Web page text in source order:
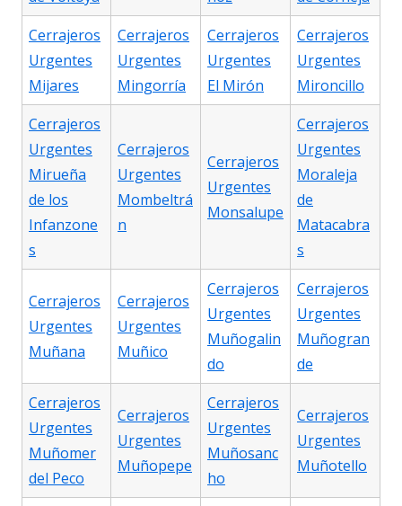
Cerrajeros
Urgentes
Mijares
Cerrajeros
Urgentes
Mingorría
Cerrajeros
Urgentes
El Mirón
Cerrajeros
Urgentes
Mironcillo
Cerrajeros
Urgentes
Mirueña
de los
Infanzone
s
Cerrajeros
Urgentes
Mombeltrá
n
Cerrajeros
Urgentes
Monsalupe
Cerrajeros
Urgentes
Moraleja
de
Matacabra
s
Cerrajeros
Urgentes
Muñana
Cerrajeros
Urgentes
Muñico
Cerrajeros
Urgentes
Muñogalin
do
Cerrajeros
Urgentes
Muñogran
de
Cerrajeros
Urgentes
Muñomer
del Peco
Cerrajeros
Urgentes
Muñopepe
Cerrajeros
Urgentes
Muñosanc
ho
Cerrajeros
Urgentes
Muñotello